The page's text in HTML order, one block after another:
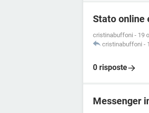
Stato online
cristinabuffoni - 19
cristinabuffoni -
0 risposte
Messenger